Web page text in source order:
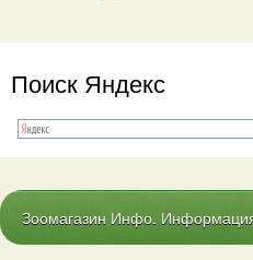
Поиск Яндекс
Зоомагазин Инфо.